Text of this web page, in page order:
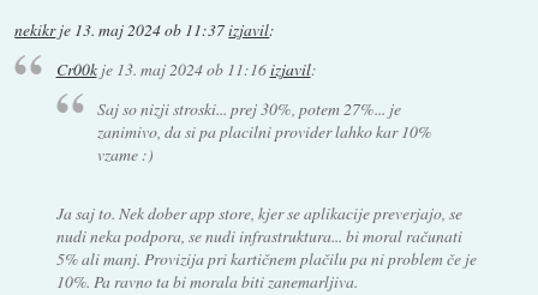
nekikrje 13. maj 2024 ob 11:37izjavil:
Cr00kje 13. maj 2024 ob 11:16izjavil:
Saj so nizji stroski... prej 30%, potem 27%... je
zanimivo, da si pa placilni provider lahko kar 10%
vzame :)
Ja saj to. Nek dober app store, kjer se aplikacije preverjajo, se
nudi neka podpora, se nudi infrastruktura... bi moral računati
5% ali manj. Provizija pri kartičnem plačilu pa ni problem če je
10%. Pa ravno ta bi morala biti zanemarljiva.